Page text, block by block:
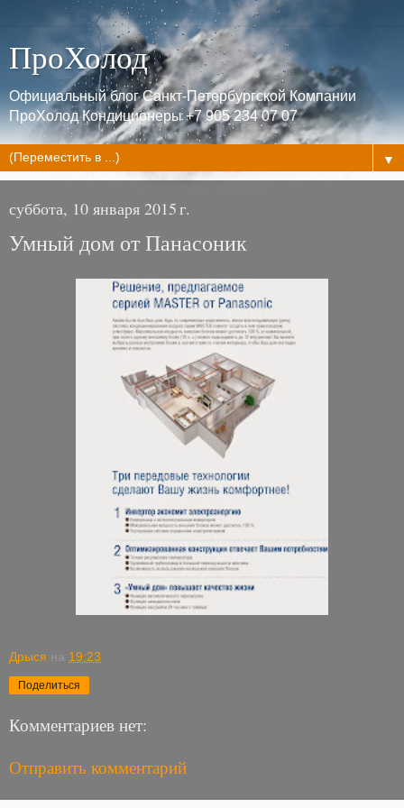
ПроХолод
Официальный блог Санкт-Петербургской Компании
ПроХолод Кондиционеры +7 905 234 07 07
▼
суббота, 10 января 2015 г.
Умный дом от Панасоник
Дрыся на 19:23
Поделиться
Комментариев нет:
Отправить комментарий